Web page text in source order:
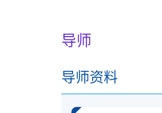
导师
导师资料